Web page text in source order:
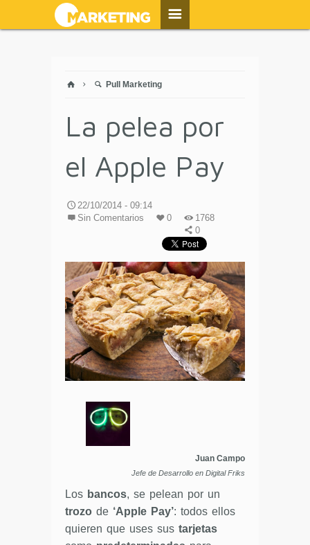
Pull Marketing
La pelea por
el Apple Pay
22/10/2014 - 09:14
Sin Comentarios
0
1768
0
Juan Campo
Jefe de Desarrollo en Digital Friks
Los bancos, se pelean por un
trozo de ‘Apple Pay’: todos ellos
quieren que uses sus tarjetas